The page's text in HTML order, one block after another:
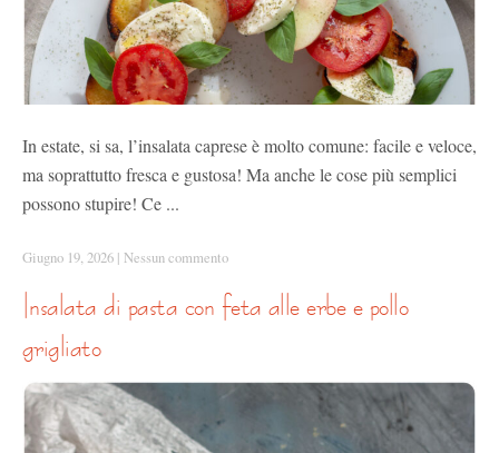
In estate, si sa, l’insalata caprese è molto comune: facile e veloce,
ma soprattutto fresca e gustosa! Ma anche le cose più semplici
possono stupire! Ce ...
Giugno 19, 2026 | Nessun commento
grigliato